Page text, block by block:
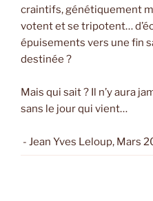
craintifs, génétiquement
votent et se tripotent…
épuisements vers une fin
destinée ?
Mais qui sait ? Il n’y aura
sans le jour qui vient…
- Jean Yves Leloup, Mars